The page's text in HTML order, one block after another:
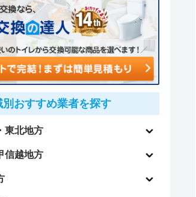
別おすすめ業者を探す
東北地方
信越地方